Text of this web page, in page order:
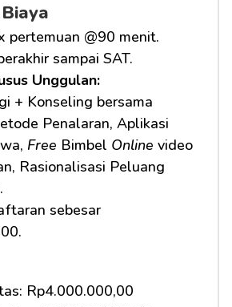
pertemuan @90 menit.
sampai SAT.
Unggulan:
+ Konseling bersama
Penalaran, Aplikasi
Free Bimbel Online video
Rasionalisasi Peluang
sebesar
Rp4.000.000,00